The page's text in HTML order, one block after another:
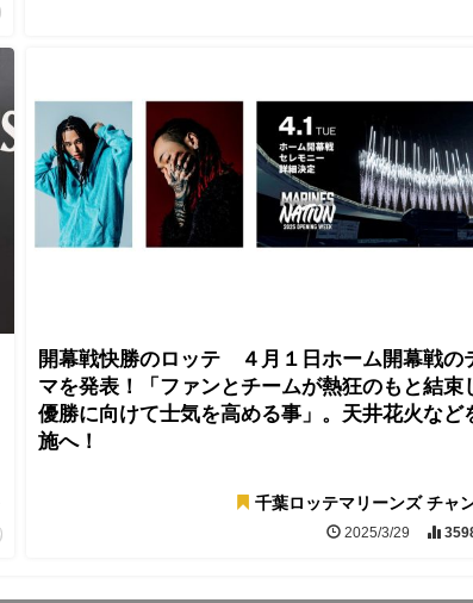
開幕戦快勝のロッテ ４月１日ホーム開幕戦の
マを発表！「ファンとチームが熱狂のもと結束
優勝に向けて士気を高める事」。天井花火など
施へ！
千葉ロッテマリーンズ チャ
2025/3/29